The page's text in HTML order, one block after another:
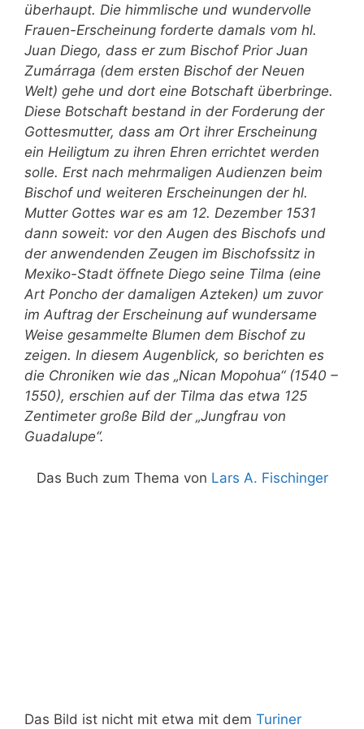
überhaupt. Die himmlische und wundervolle
Frauen-Erscheinung forderte damals vom hl.
Juan Diego, dass er zum Bischof Prior Juan
Zumárraga (dem ersten Bischof der Neuen
Welt) gehe und dort eine Botschaft überbringe.
Diese Botschaft bestand in der Forderung der
Gottesmutter, dass am Ort ihrer Erscheinung
ein Heiligtum zu ihren Ehren errichtet werden
solle. Erst nach mehrmaligen Audienzen beim
Bischof und weiteren Erscheinungen der hl.
Mutter Gottes war es am 12. Dezember 1531
dann soweit: vor den Augen des Bischofs und
der anwendenden Zeugen im Bischofssitz in
Mexiko-Stadt öffnete Diego seine Tilma (eine
Art Poncho der damaligen Azteken) um zuvor
im Auftrag der Erscheinung auf wundersame
Weise gesammelte Blumen dem Bischof zu
zeigen. In diesem Augenblick, so berichten es
die Chroniken wie das „Nican Mopohua“ (1540 –
1550), erschien auf der Tilma das etwa 125
Zentimeter große Bild der „Jungfrau von
Guadalupe“.
Das Buch zum Thema von Lars A. Fischinger
Das Bild ist nicht mit etwa mit dem Turiner